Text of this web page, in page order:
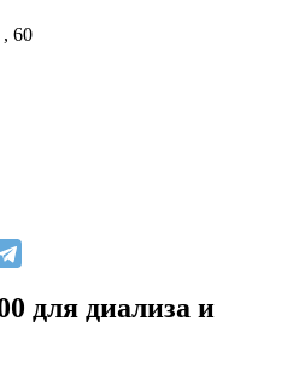
, 60
для диализа и